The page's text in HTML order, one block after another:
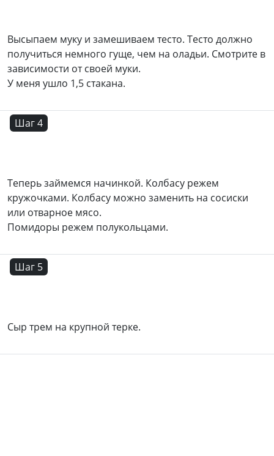
Высыпаем муку и замешиваем тесто. Тесто должно
получиться немного гуще, чем на оладьи. Смотрите в
зависимости от своей муки.
У меня ушло 1,5 стакана.
Шаг 4
Теперь займемся начинкой. Колбасу режем
кружочками. Колбасу можно заменить на сосиски
или отварное мясо.
Помидоры режем полукольцами.
Шаг 5
Сыр трем на крупной терке.